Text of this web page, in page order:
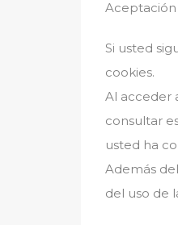
Si usted
cookies.
Al acceder
consultar
usted ha
Además
del uso de